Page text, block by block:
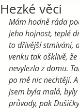
Hezké věci
Mám hodně ráda
jeho hojnost, teplé
to dřívější stmívání,
venku tak ošklivě,
nevylezla z domu.
po mě nic nechtějí.
jsem byla malá,
průvody, pak